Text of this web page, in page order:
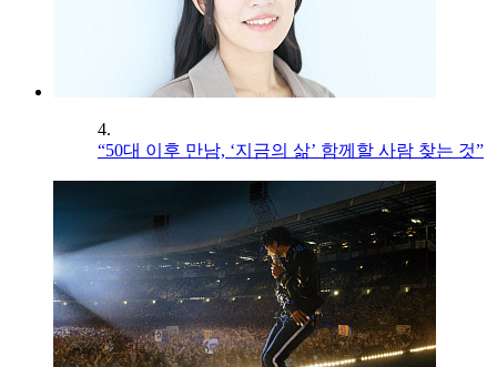
4.
“50대 이후 만남, ‘지금의 삶’ 함께할 사람 찾는 것”